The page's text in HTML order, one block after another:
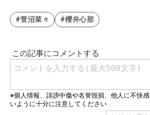
#菅沼菜々 #櫻井心那